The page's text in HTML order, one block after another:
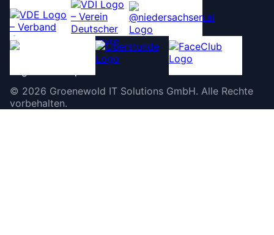
© 2026 Groenewold IT Solutions GmbH. Alle Rechte
vorbehalten.